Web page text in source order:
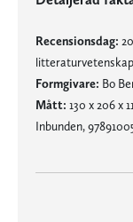
Recensionsdag:
litteraturvetenskap
Formgivare: Bo
Mått: 130 x 206 x
Inbunden,